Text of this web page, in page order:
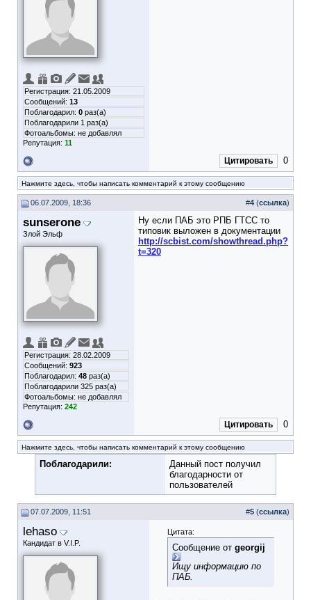
Регистрация: 21.05.2009
Сообщений: 13
Поблагодарил: 0 раз(а)
Поблагодарили 1 раз(а)
Фотоальбомы: не добавлял
Репутация: 11
Цитировать 0
Нажмите здесь, чтобы написать комментарий к этому сообщению
06.07.2009, 18:36 #4 (ссылка)
sunserone
Злой Эльф
Регистрация: 28.02.2009
Сообщений: 923
Поблагодарил: 48 раз(а)
Поблагодарили 325 раз(а)
Фотоальбомы: не добавлял
Репутация: 242
Ну если ПАБ это РПБ ГТСС то
типовик выложен в документации
http://scbist.com/showthread.php?
t=320
Цитировать 0
Нажмите здесь, чтобы написать комментарий к этому сообщению
Поблагодарили:
Данный пост получил
благодарности от
пользователей
07.07.2009, 11:51 #5 (ссылка)
lehaso
Кандидат в V.I.P.
Цитата:
Сообщение от georgij
Ищу информацию по
ПАБ.